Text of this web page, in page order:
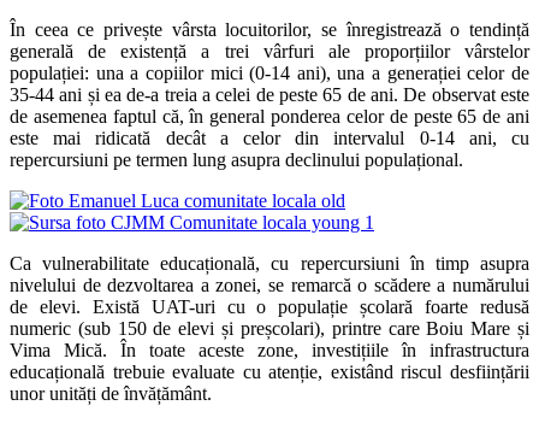
În ceea ce privește vârsta locuitorilor, se înregistrează o tendință
generală de existență a trei vârfuri ale proporțiilor vârstelor
populației: una a copiilor mici (0-14 ani), una a generației celor de
35-44 ani și ea de-a treia a celei de peste 65 de ani. De observat este
de asemenea faptul că, în general ponderea celor de peste 65 de ani
este mai ridicată decât a celor din intervalul 0-14 ani, cu
repercursiuni pe termen lung asupra declinului populațional.
Ca vulnerabilitate educațională, cu repercursiuni în timp asupra
nivelului de dezvoltarea a zonei, se remarcă o scădere a numărului
de elevi. Există UAT-uri cu o populație școlară foarte redusă
numeric (sub 150 de elevi și preșcolari), printre care Boiu Mare și
Vima Mică. În toate aceste zone, investițiile în infrastructura
educațională trebuie evaluate cu atenție, existând riscul desființării
unor unități de învățământ.